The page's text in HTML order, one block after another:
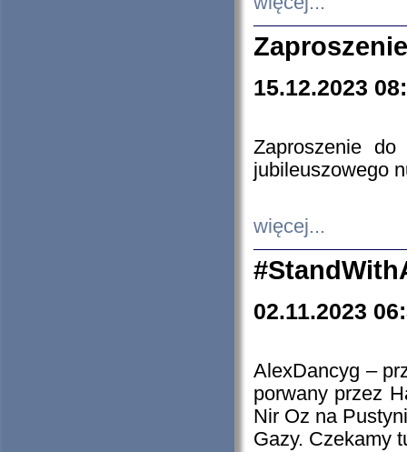
15.12.2023
Zaproszenie do
jubileuszowego
więcej...
02.11.2023
AlexDancyg –
porwany przez
Nir Oz na
Gazy. Czekamy